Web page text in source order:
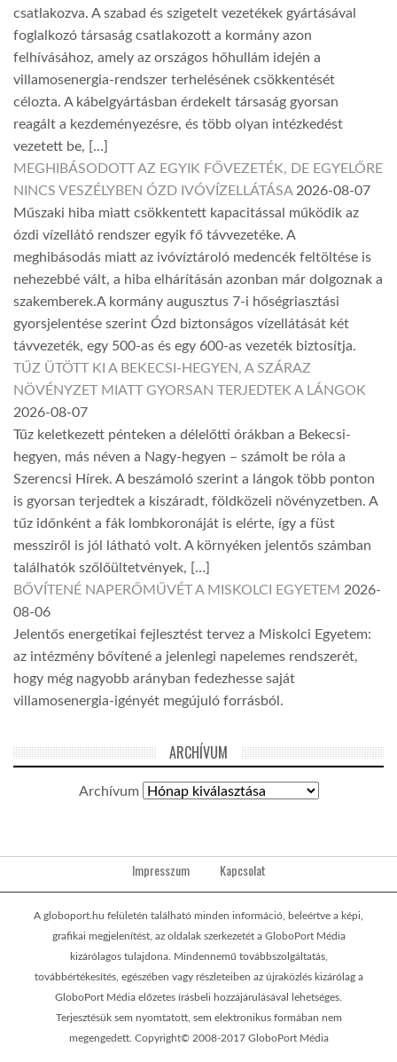
csatlakozva. A szabad és szigetelt vezetékek gyártásával
foglalkozó társaság csatlakozott a kormány azon
felhívásához, amely az országos hőhullám idején a
villamosenergia-rendszer terhelésének csökkentését
célozta. A kábelgyártásban érdekelt társaság gyorsan
reagált a kezdeményezésre, és több olyan intézkedést
vezetett be, […]
MEGHIBÁSODOTT AZ EGYIK FŐVEZETÉK, DE EGYELŐRE
NINCS VESZÉLYBEN ÓZD IVÓVÍZELLÁTÁSA 2026-08-07
Műszaki hiba miatt csökkentett kapacitással működik az
ózdi vízellátó rendszer egyik fő távvezetéke. A
meghibásodás miatt az ivóvíztároló medencék feltöltése is
nehezebbé vált, a hiba elhárításán azonban már dolgoznak a
szakemberek.A kormány augusztus 7-i hőségriasztási
gyorsjelentése szerint Ózd biztonságos vízellátását két
távvezeték, egy 500-as és egy 600-as vezeték biztosítja.
TŰZ ÜTÖTT KI A BEKECSI-HEGYEN, A SZÁRAZ
NÖVÉNYZET MIATT GYORSAN TERJEDTEK A LÁNGOK
2026-08-07
Tűz keletkezett pénteken a délelőtti órákban a Bekecsi-
hegyen, más néven a Nagy-hegyen – számolt be róla a
Szerencsi Hírek. A beszámoló szerint a lángok több ponton
is gyorsan terjedtek a kiszáradt, földközeli növényzetben. A
tűz időnként a fák lombkoronáját is elérte, így a füst
messziről is jól látható volt. A környéken jelentős számban
találhatók szőlőültetvények, […]
BŐVÍTENÉ NAPERŐMŰVÉT A MISKOLCI EGYETEM 2026-
08-06
Jelentős energetikai fejlesztést tervez a Miskolci Egyetem:
az intézmény bővítené a jelenlegi napelemes rendszerét,
hogy még nagyobb arányban fedezhesse saját
villamosenergia-igényét megújuló forrásból.
ARCHÍVUM
Archívum
Impresszum Kapcsolat
A globoport.hu felületén található minden információ, beleértve a képi,
grafikai megjelenítést, az oldalak szerkezetét a GloboPort Média
kizárólagos tulajdona. Mindennemű továbbszolgáltatás,
továbbértékesítés, egészében vagy részleteiben az újraközlés kizárólag a
GloboPort Média előzetes írásbeli hozzájárulásával lehetséges.
Terjesztésük sem nyomtatott, sem elektronikus formában nem
megengedett. Copyright© 2008-2017 GloboPort Média